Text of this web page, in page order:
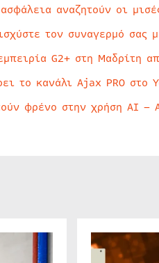
αναζητούν οι
τον συναγερμό σας
G2+ στη Μαδρίτη
το κανάλι Ajax PRO στο
φρένο στην χρήση AI –